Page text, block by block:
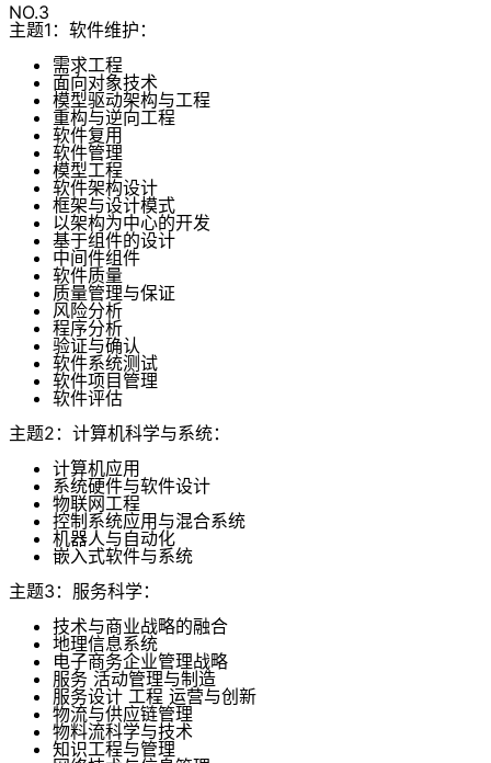
NO.3
主题1：软件维护：
需求工程
面向对象技术
模型驱动架构与工程
重构与逆向工程
软件复用
软件管理
模型工程
软件架构设计
框架与设计模式
以架构为中心的开发
基于组件的设计
中间件组件
软件质量
质量管理与保证
风险分析
程序分析
验证与确认
软件系统测试
软件项目管理
软件评估
主题2：计算机科学与系统：
计算机应用
系统硬件与软件设计
物联网工程
控制系统应用与混合系统
机器人与自动化
嵌入式软件与系统
主题3：服务科学：
技术与商业战略的融合
地理信息系统
电子商务企业管理战略
服务 活动管理与制造
服务设计 工程 运营与创新
物流与供应链管理
物料流科学与技术
知识工程与管理